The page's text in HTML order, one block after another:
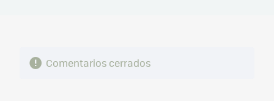
Comentarios cerrados